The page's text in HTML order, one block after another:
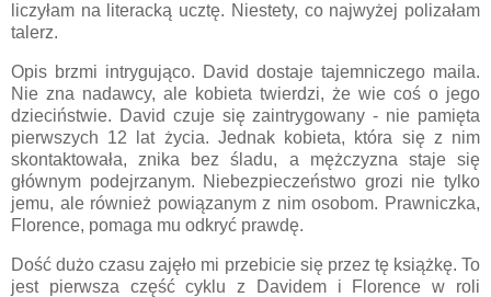
liczyłam na literacką ucztę. Niestety, co najwyżej polizałam
talerz.
Opis brzmi intrygująco. David dostaje tajemniczego maila.
Nie zna nadawcy, ale kobieta twierdzi, że wie coś o jego
dzieciństwie. David czuje się zaintrygowany - nie pamięta
pierwszych 12 lat życia. Jednak kobieta, która się z nim
skontaktowała, znika bez śladu, a mężczyzna staje się
głównym podejrzanym. Niebezpieczeństwo grozi nie tylko
jemu, ale również powiązanym z nim osobom. Prawniczka,
Florence, pomaga mu odkryć prawdę.
Dość dużo czasu zajęło mi przebicie się przez tę książkę. To
jest pierwsza część cyklu z Davidem i Florence w roli